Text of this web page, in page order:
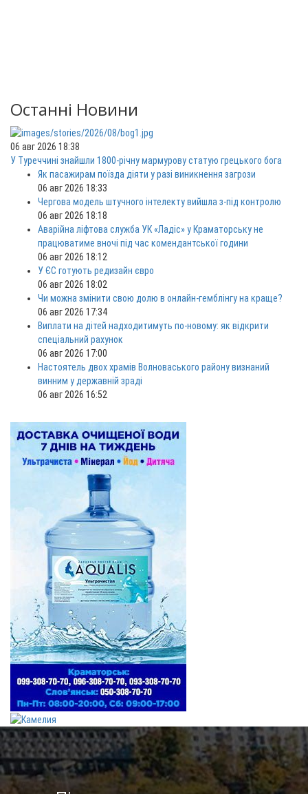
Останні Новини
06 авг 2026 18:38
У Туреччині знайшли 1800-річну мармурову статую грецького бога
Як пасажирам поїзда діяти у разі виникнення загрози
06 авг 2026 18:33
Чергова модель штучного інтелекту вийшла з-під контролю
06 авг 2026 18:18
Аварійна ліфтова служба УК «Ладіс» у Краматорську не
працюватиме вночі під час комендантської години
06 авг 2026 18:12
У ЄС готують редизайн євро
06 авг 2026 18:02
Чи можна змінити свою долю в онлайн-гемблінгу на краще?
06 авг 2026 17:34
Виплати на дітей надходитимуть по-новому: як відкрити
спеціальний рахунок
06 авг 2026 17:00
Настоятель двох храмів Волноваського району визнаний
винним у державній зраді
06 авг 2026 16:52